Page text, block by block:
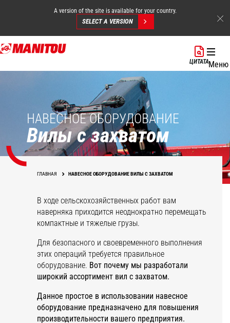
Перейти
к
A version of the site is available for your country.
SELECT A VERSION
ЦИТАТАМеню
НАВЕСНОЕ ОБОРУДОВАНИЕ
Вилы с захватом
ГЛАВНАЯ НАВЕСНОЕ ОБОРУДОВАНИЕ ВИЛЫ С ЗАХВАТОМ
В ходе сельскохозяйственных работ вам
наверняка приходится неоднократно перемещать
компактные и тяжелые грузы.
Для безопасного и своевременного выполнения
этих операций требуется правильное
оборудование. Вот почему мы разработали
широкий ассортимент вил с захватом.
Данное простое в использовании навесное
оборудование предназначено для повышения
производительности вашего предприятия.
Вилы для навоза с
захватом
повышенного
объема
вилы с захватом
Вилы для резки
силоса
Вилы для
квадратных тюков